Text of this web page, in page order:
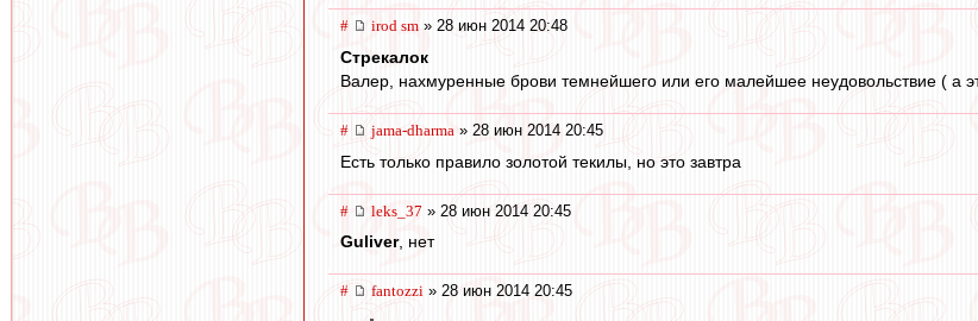
# irod sm » 28 июн 2014 20:48
Стрекалок
Валер, нахмуренные брови темнейшего или его малейшее неудовольствие ( а
# jama-dharma » 28 июн 2014 20:45
Есть только правило золотой текилы, но это завтра
# leks_37 » 28 июн 2014 20:45
Guliver, нет
# fantozzi » 28 июн 2014 20:45